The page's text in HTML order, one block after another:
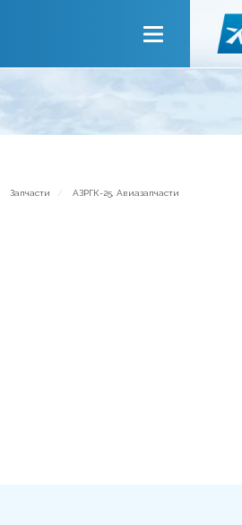
Запчасти АЗРГК-25, Авиазапчасти